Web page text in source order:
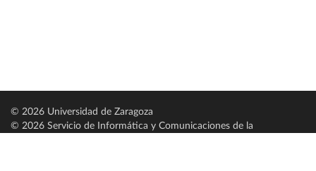
© 2026 Universidad de Zaragoza
© 2026 Servicio de Informática y Comunicaciones de la